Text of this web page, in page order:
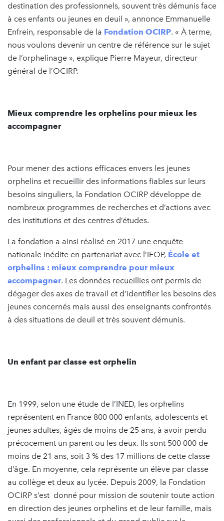
destination des professionnels, souvent très démunis face
à ces enfants ou jeunes en deuil », annonce Emmanuelle
Enfrein, responsable de la Fondation OCIRP. « À terme,
nous voulons devenir un centre de référence sur le sujet
de l’orphelinage », explique Pierre Mayeur, directeur
général de l’OCIRP.
Mieux comprendre les orphelins pour mieux les
accompagner
Pour mener des actions efficaces envers les jeunes
orphelins et recueillir des informations fiables sur leurs
besoins singuliers, la Fondation OCIRP développe de
nombreux programmes de recherches et d’actions avec
des institutions et des centres d’études.
La fondation a ainsi réalisé en 2017 une enquête
nationale inédite en partenariat avec l’IFOP, École et
orphelins : mieux comprendre pour mieux
accompagner. Les données recueillies ont permis de
dégager des axes de travail et d’identifier les besoins des
jeunes concernés mais aussi des enseignants confrontés
à des situations de deuil et très souvent démunis.
Un enfant par classe est orphelin
En 1999, selon une étude de l’INED, les orphelins
représentent en France 800 000 enfants, adolescents et
jeunes adultes, âgés de moins de 25 ans, à avoir perdu
précocement un parent ou les deux. Ils sont 500 000 de
moins de 21 ans, soit 3 % des 17 millions de cette classe
d’âge. En moyenne, cela représente un élève par classe
au collège et deux au lycée. Depuis 2009, la Fondation
OCIRP s’est donné pour mission de soutenir toute action
en direction des jeunes orphelins et de leur famille, mais